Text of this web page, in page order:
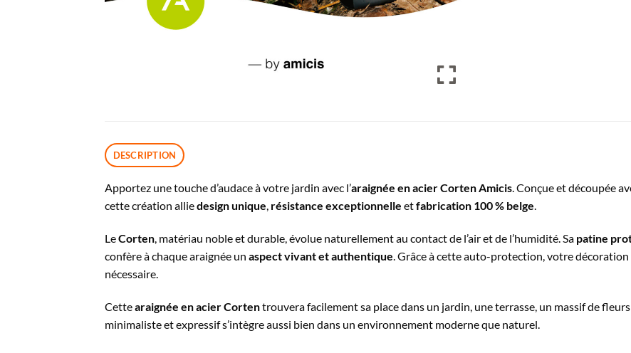
DESCRIPTION
Apportez une touche d’audace à votre jardin avec l’araignée en acier Corten Amicis. Conçue et découpée
cette création alliedesign unique, résistance exceptionnelle etfabrication 100 % belge.
LeCorten , matériau noble et durable, évolue naturellement au contact de l’air et de l’humidité. Sa patine
confère à chaque araignée un aspect vivant et authentique . Grâce à cette auto-protection, votre
nécessaire.
Cettearaignée en acier Cortentrouvera facilement sa place dans un jardin, une terrasse, un massif de
minimaliste et expressif s’intègre aussi bien dans un environnement moderne que naturel.